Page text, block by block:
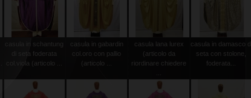
casula in schantung
di seta foderata
col.viola (articolo ...
casula in gabardin
col.oro con pallio
(articolo ...
casula lana lurex
(articolo da
riordinare chiedere
casula in damasco di
seta con stolone,
foderata...